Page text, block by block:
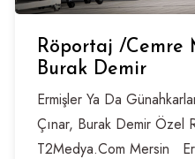
Röportaj /Cemre
Burak Demir
Ermişler Ya Da
Çınar, Burak Demir Özel
T2Medya.Com Mersin